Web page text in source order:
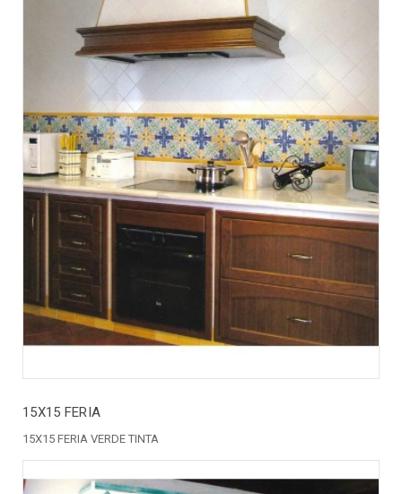
15X15 FERIA
15X15 FERIA VERDE TINTA